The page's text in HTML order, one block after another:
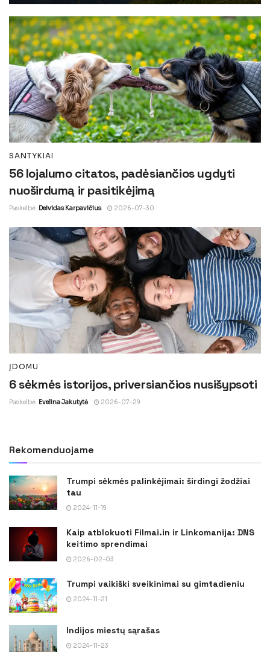
SANTYKIAI
56 lojalumo citatos, padėsiančios ugdyti
nuoširdumą ir pasitikėjimą
Paskelbė Deividas Karpavičius 2026-07-30
ĮDOMU
6 sėkmės istorijos, priversiančios nusišypsoti
Paskelbė Evelina Jakutytė 2026-07-29
Rekomenduojame
Trumpi sėkmės palinkėjimai: širdingi žodžiai
tau
2024-11-19
Kaip atblokuoti Filmai.in ir Linkomanija: DNS
keitimo sprendimai
2026-02-03
Trumpi vaikiški sveikinimai su gimtadieniu
2024-11-21
Indijos miestų sąrašas
2024-11-23